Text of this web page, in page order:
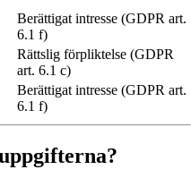
Berättigat intresse (GDPR art.
6.1 f)
Rättslig förpliktelse (GDPR
art. 6.1 c)
Berättigat intresse (GDPR art.
6.1 f)